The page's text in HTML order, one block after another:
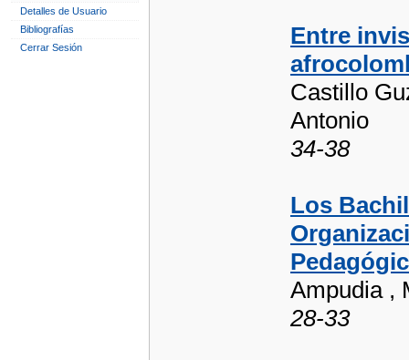
Detalles de Usuario
Bibliografías
Cerrar Sesión
Entre
Castillo
Antonio
34-38
Los
Ampudia ,
28-33